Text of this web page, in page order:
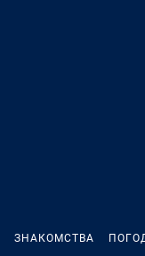
ЗНАКОМСТВА